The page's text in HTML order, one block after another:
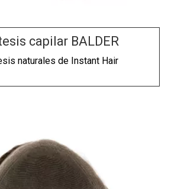
capilar BALDER
naturales de Instant Hair